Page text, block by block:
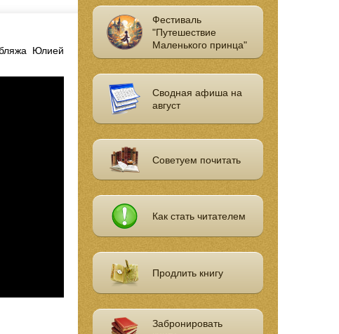
Юлией
Фестиваль
"Путешествие
Маленького принца"
Сводная афиша на
август
Советуем почитать
Как стать читателем
Продлить книгу
Забронировать